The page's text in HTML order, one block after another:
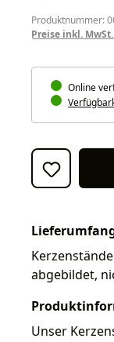
Produktnummer:
Preise inkl.
Online
abgebildet,
Unser